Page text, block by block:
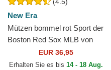
(4.5)
New Era
Mützen bommel rot Sport der
Boston Red Sox MLB von
EUR 36,95
Erhalten Sie es bis 14 - 18 Aug.